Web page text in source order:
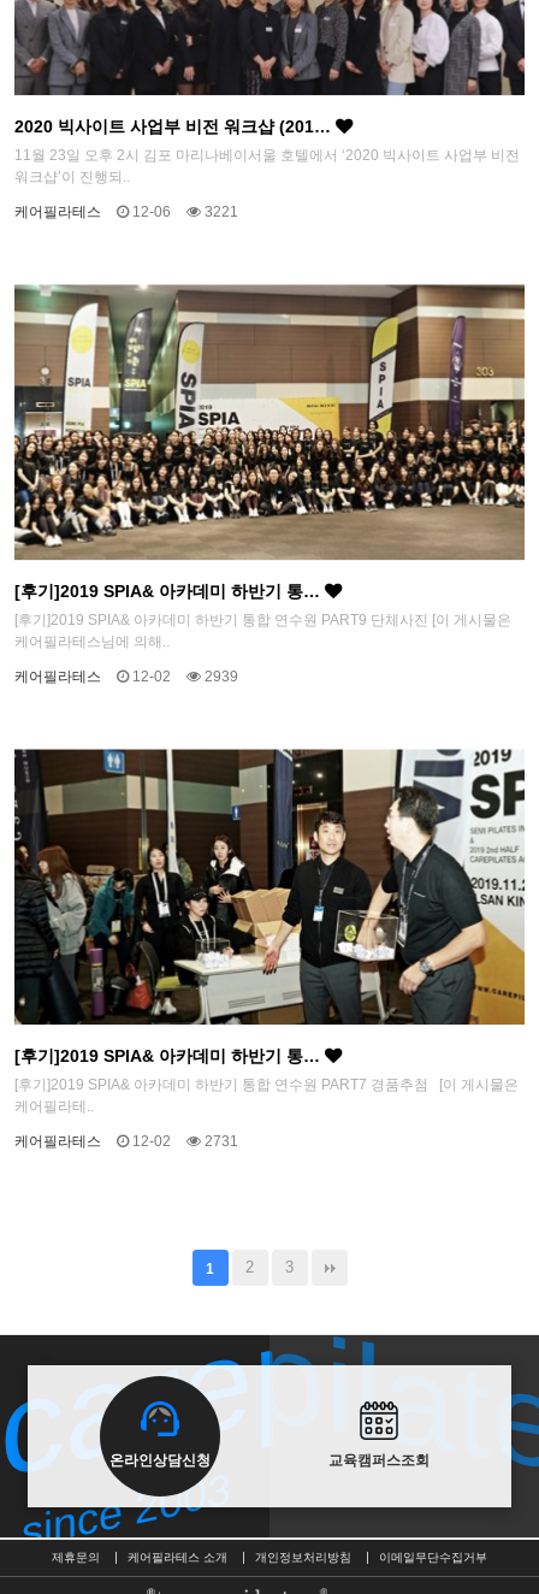
2020 빅사이트 사업부 비전 워크샵 (201…
11월 23일 오후 2시 김포 마리나베이서울 호텔에서 ‘2020 빅사이트 사업부 비전
워크샵’이 진행되..
케어필라테스 12-06 3221
[후기]2019 SPIA& 아카데미 하반기 통…
[후기]2019 SPIA& 아카데미 하반기 통합 연수원 PART9 단체사진 [이 게시물은
케어필라테스님에 의해..
케어필라테스 12-02 2939
[후기]2019 SPIA& 아카데미 하반기 통…
[후기]2019 SPIA& 아카데미 하반기 통합 연수원 PART7 경품추첨 [이 게시물은
케어필라테..
케어필라테스 12-02 2731
1 2 3
온라인상담신청 교육캠퍼스조회
since 2003
since 2003
제휴문의 케어필라테스 소개 개인정보처리방침 이메일무단수집거부